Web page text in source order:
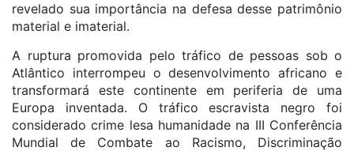
revelado sua importância na defesa desse patrimônio
material e imaterial.
A ruptura promovida pelo tráfico de pessoas sob o
Atlântico interrompeu o desenvolvimento africano e
transformará este continente em periferia de uma
Europa inventada. O tráfico escravista negro foi
considerado crime lesa humanidade na III Conferência
Mundial de Combate ao Racismo, Discriminação